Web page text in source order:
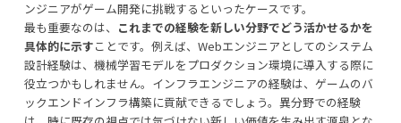
ンジニアがゲーム開発に挑戦するといったケースです。
最も重要なのは、
これまでの経験を新しい分野でどう活かせるかを
具体的に示すことです。例えば、Webエンジニアとしてのシステム
設計経験は、機械学習モデルをプロダクション環境に導入する際に
役立つかもしれません。インフラエンジニアの経験は、ゲームのバ
ックエンドインフラ構築に貢献できるでしょう。異分野での経験